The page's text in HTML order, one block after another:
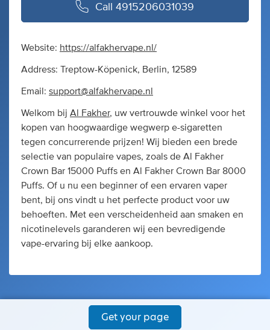
Call 4915206031039
Website: https://alfakhervape.nl/
Address: Treptow-Köpenick, Berlin, 12589
Email: support@alfakhervape.nl
Welkom bij Al Fakher, uw vertrouwde winkel voor het
kopen van hoogwaardige wegwerp e-sigaretten
tegen concurrerende prijzen! Wij bieden een brede
selectie van populaire vapes, zoals de Al Fakher
Crown Bar 15000 Puffs en Al Fakher Crown Bar 8000
Puffs. Of u nu een beginner of een ervaren vaper
bent, bij ons vindt u het perfecte product voor uw
behoeften. Met een verscheidenheid aan smaken en
nicotinelevels garanderen wij een bevredigende
vape-ervaring bij elke aankoop.
Get your page